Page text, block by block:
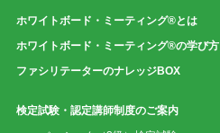
ホワイトボード・ミーティング®とは
ホワイトボード・ミーティング®の学び方
ファシリテーターのナレッジBOX
検定試験・認定講師制度のご案内